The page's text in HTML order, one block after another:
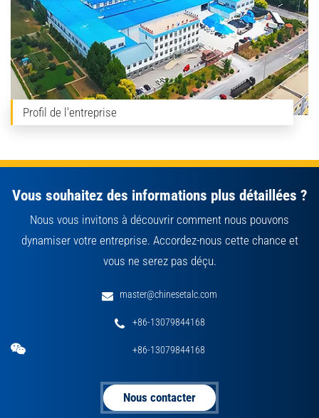
Profil de l'entreprise
Vous souhaitez des informations plus détaillées ?
Nous vous invitons à découvrir comment nous pouvons
dynamiser votre entreprise. Accordez-nous cette chance et
vous ne serez pas déçu.
master@chinesetalc.com
+86-13079844168
+86-13079844168
Nous contacter